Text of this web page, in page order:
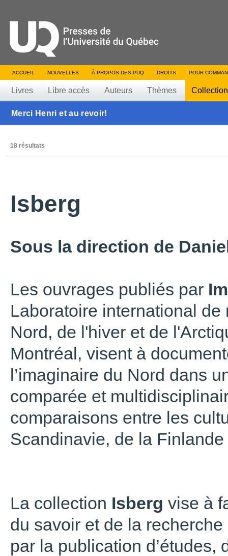
ACCUEIL NOUVELLES À PROPOS DES PUQ DROITS POUR
Livres Libre accès Auteurs Thèmes
Merci Henri et au revoir!
18 résultats
Isberg
Sous la direction de
Les ouvrages publiés par
Laboratoire international
Nord, de l'hiver et de
Montréal, visent à
l’imaginaire du Nord dans
comparée et
comparaisons entre les
Scandinavie, de la
La collection Isberg vise à
du savoir et de la recherche
par la publication d’études,